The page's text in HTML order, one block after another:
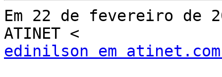
Em 22 de fevereiro de
edinilson em